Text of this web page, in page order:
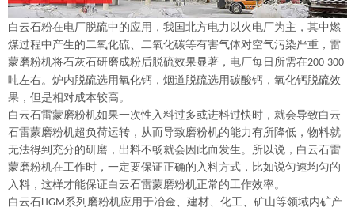
白云石粉在电厂脱硫中的应用，我国北方电力以火电厂为主，其中燃
煤过程中产生的二氧化硫、二氧化碳等有害气体对空气污染严重，雷
蒙磨粉机将石灰石研磨成粉后脱硫效果显著，电厂每日所需在200-300
吨左右。炉内脱硫选用氧化钙，烟道脱硫选用碳酸钙，氧化钙脱硫效
果，但是相对成本较高。
白云石雷蒙磨粉机如果一次性入料过多或进料过快时，就会导致白云
石雷蒙磨粉机超负荷运转，从而导致磨粉机的能力有所降低，物料就
无法得到充分的研磨，出料不畅就会因此而发生。所以说，白云石雷
蒙磨粉机在工作时，一定要保证正确的入料方式，比如说匀速均匀的
入料，这样才能保证白云石雷蒙磨粉机正常的工作效率。
白云石 HGM 系列 磨粉机应用于冶金、建材、化工、矿山等领域内矿产